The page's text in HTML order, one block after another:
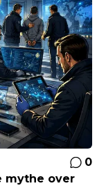
0
mythe over